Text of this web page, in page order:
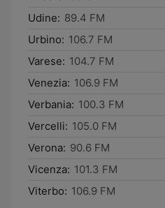
Udine: 89.4 FM
Urbino: 106.7 FM
Varese: 104.7 FM
Venezia: 106.9 FM
Verbania: 100.3 FM
Vercelli: 105.0 FM
Verona: 90.6 FM
Vicenza: 101.3 FM
Viterbo: 106.9 FM